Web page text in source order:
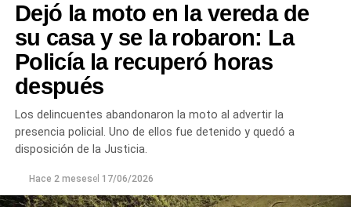
Dejó la moto en la vereda de
su casa y se la robaron: La
Policía la recuperó horas
después
Los delincuentes abandonaron la moto al advertir la
presencia policial. Uno de ellos fue detenido y quedó a
disposición de la Justicia.
Hace 2 mesesel 17/06/2026